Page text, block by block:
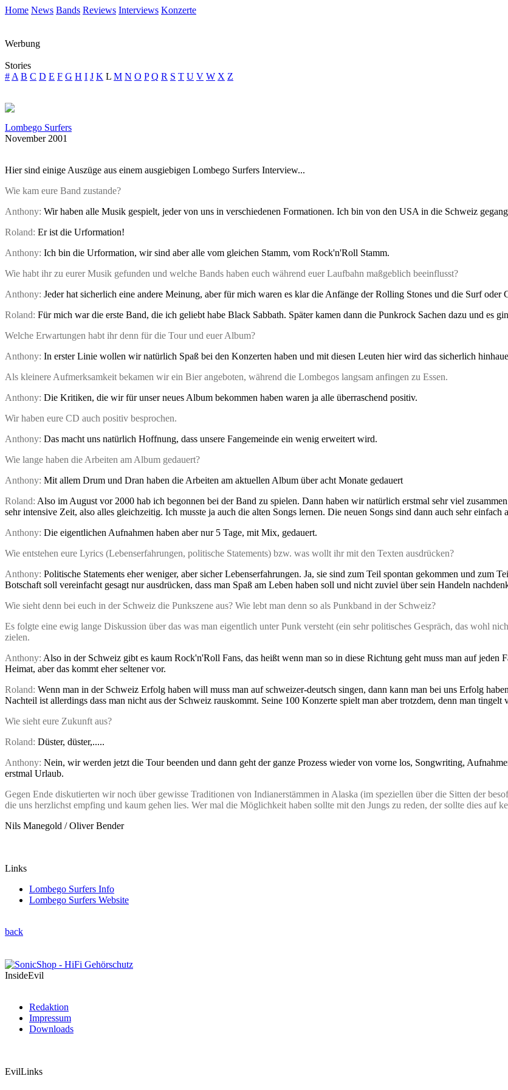
Home News Bands Reviews Interviews Konzerte
Werbung
Stories
# A B C D E F G H I J K L M N O P Q R S T U V W X Z
Lombego Surfers
November 2001
Hier sind einige Auszüge aus einem ausgiebigen Lombego Surfers Interview...
Wie kam eure Band zustande?
Anthony: Wir haben alle Musik gespielt, jeder von uns in verschiedenen Formationen. Ich bin von den USA in die Schweiz
Roland: Er ist die Urformation!
Anthony: Ich bin die Urformation, wir sind aber alle vom gleichen Stamm, vom Rock'n'Roll Stamm.
Wie habt ihr zu eurer Musik gefunden und welche Bands haben euch während euer Laufbahn maßgeblich beeinflusst?
Anthony: Jeder hat sicherlich eine andere Meinung, aber für mich waren es klar die Anfänge der Rolling Stones und die Surf oder
Roland: Für mich war die erste Band, die ich geliebt habe Black Sabbath. Später kamen dann die Punkrock Sachen dazu und es
Welche Erwartungen habt ihr denn für die Tour und euer Album?
Anthony: In erster Linie wollen wir natürlich Spaß bei den Konzerten haben und mit diesen Leuten hier wird das sicherlich
Als kleinere Aufmerksamkeit bekamen wir ein Bier angeboten, während die Lombegos langsam anfingen zu Essen.
Anthony: Die Kritiken, die wir für unser neues Album bekommen haben waren ja alle überraschend positiv.
Wir haben eure CD auch positiv besprochen.
Anthony: Das macht uns natürlich Hoffnung, dass unsere Fangemeinde ein wenig erweitert wird.
Wie lange haben die Arbeiten am Album gedauert?
Anthony: Mit allem Drum und Dran haben die Arbeiten am aktuellen Album über acht Monate gedauert
Roland: Also im August vor 2000 hab ich begonnen bei der Band zu spielen. Dann haben wir natürlich erstmal sehr viel
sehr intensive Zeit, also alles gleichzeitig. Ich musste ja auch die alten Songs lernen. Die neuen Songs sind dann auch sehr einfach
Anthony: Die eigentlichen Aufnahmen haben aber nur 5 Tage, mit Mix, gedauert.
Wie entstehen eure Lyrics (Lebenserfahrungen, politische Statements) bzw. was wollt ihr mit den Texten ausdrücken?
Anthony: Politische Statements eher weniger, aber sicher Lebenserfahrungen. Ja, sie sind zum Teil spontan gekommen und zum
Botschaft soll vereinfacht gesagt nur ausdrücken, dass man Spaß am Leben haben soll und nicht zuviel über sein Handeln
Wie sieht denn bei euch in der Schweiz die Punkszene aus? Wie lebt man denn so als Punkband in der Schweiz?
Es folgte eine ewig lange Diskussion über das was man eigentlich unter Punk versteht (ein sehr politisches Gespräch, das wohl
zielen.
Anthony: Also in der Schweiz gibt es kaum Rock'n'Roll Fans, das heißt wenn man so in diese Richtung geht muss man auf
Heimat, aber das kommt eher seltener vor.
Roland: Wenn man in der Schweiz Erfolg haben will muss man auf schweizer-deutsch singen, dann kann man bei uns Erfolg
Nachteil ist allerdings dass man nicht aus der Schweiz rauskommt. Seine 100 Konzerte spielt man aber trotzdem, denn man tingelt
Wie sieht eure Zukunft aus?
Roland: Düster, düster,.....
Anthony: Nein, wir werden jetzt die Tour beenden und dann geht der ganze Prozess wieder von vorne los, Songwriting,
erstmal Urlaub.
Gegen Ende diskutierten wir noch über gewisse Traditionen von Indianerstämmen in Alaska (im speziellen über die Sitten der
die uns herzlichst empfing und kaum gehen lies. Wer mal die Möglichkeit haben sollte mit den Jungs zu reden, der sollte dies auf
Nils Manegold / Oliver Bender
Links
Lombego Surfers Info
Lombego Surfers Website
back
InsideEvil
Redaktion
Impressum
Downloads
EvilLinks